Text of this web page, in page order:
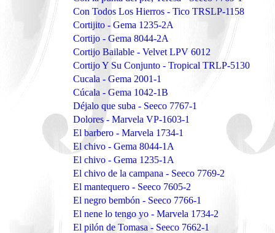
Con Todos Los Hierros - Tico TRSLP-1158
Cortijito - Gema 1235-2A
Cortijo - Gema 8044-2A
Cortijo Bailable - Velvet LPV 6012
Cortijo Y Su Conjunto - Tropical TRLP-5130
Cucala - Gema 2001-1
Cúcala - Gema 1042-1B
Déjalo que suba - Seeco 7767-1
Dolores - Marvela VP-1603-1
El barbero - Marvela 1734-1
El chivo - Gema 8044-1A
El chivo - Gema 1235-1A
El chivo de la campana - Seeco 7769-2
El mantequero - Seeco 7605-2
El negro bembón - Seeco 7766-1
El nene lo tengo yo - Marvela 1734-2
El pilón de Tomasa - Seeco 7662-1